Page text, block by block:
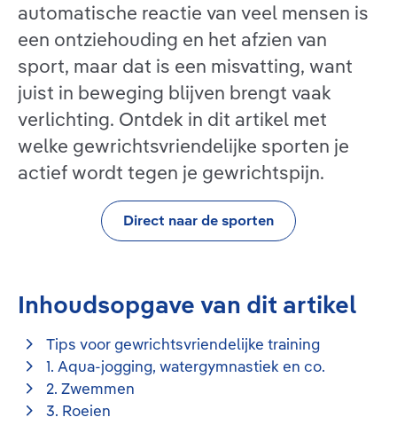
automatische reactie van veel mensen is
een ontziehouding en het afzien van
sport, maar dat is een misvatting, want
juist in beweging blijven brengt vaak
verlichting. Ontdek in dit artikel met
welke gewrichtsvriendelijke sporten je
actief wordt tegen je gewrichtspijn.
Direct naar de sporten
Inhoudsopgave van dit artikel
Tips voor gewrichtsvriendelijke training
1. Aqua-jogging, watergymnastiek en co.
2. Zwemmen
3. Roeien